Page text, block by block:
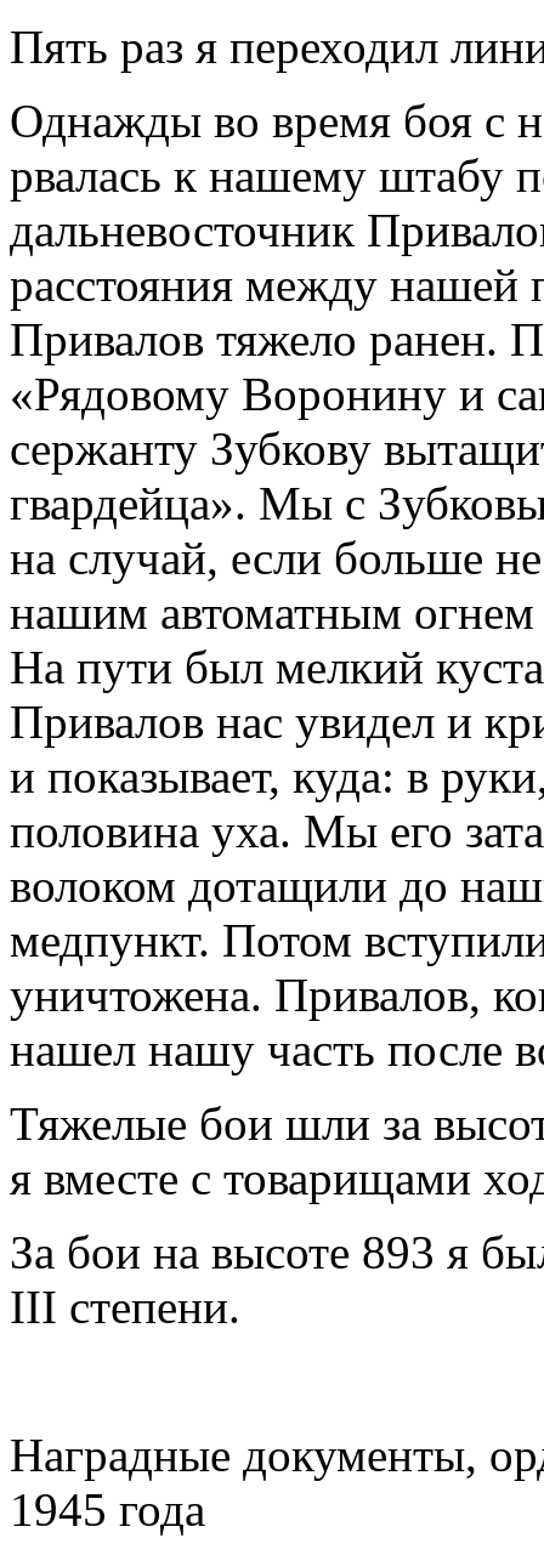
Пять раз я переходил
Однажды во время боя с
рвалась к нашему штабу
дальневосточник
расстояния между нашей
Привалов тяжело ранен.
«Рядовому Воронину и
сержанту Зубкову
гвардейца». Мы с
на случай, если больше
нашим автоматным огнем
На пути был мелкий
Привалов нас увидел и
и показывает, куда: в
половина уха. Мы его
волоком дотащили до
медпункт. Потом
уничтожена. Привалов,
нашел нашу часть после
Тяжелые бои шли за
я вместе с товарищами
За бои на высоте 893 я
III степени.
Наградные документы,
1945 года